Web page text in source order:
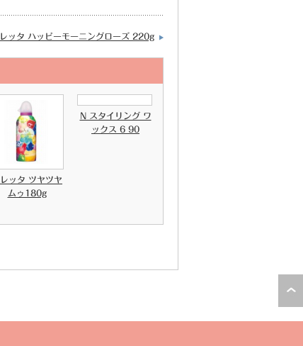
ッタ ハッピーモーニングローズ 220g
ッタ ツヤツヤ
ムゥ180g
N スタイリング ワ
ックス 6 90